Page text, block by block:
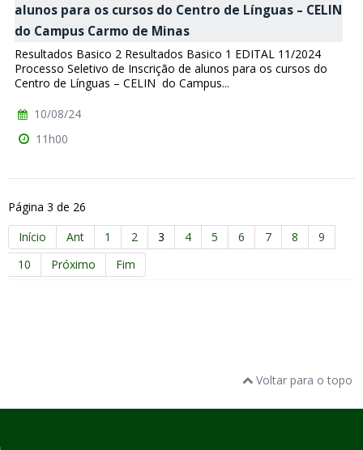
alunos para os cursos do Centro de Línguas – CELIN
do Campus Carmo de Minas
Resultados Basico 2 Resultados Basico 1 EDITAL 11/2024
Processo Seletivo de Inscrição de alunos para os cursos do
Centro de Línguas – CELIN do Campus...
10/08/24
11h00
Página 3 de 26
Início
Ant 1 2 3 4 5 6 7 8
9
10
Próximo Fim
Voltar para o topo